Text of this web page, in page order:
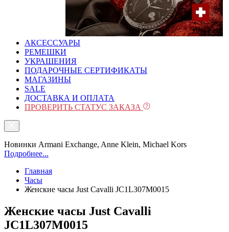
АКСЕССУАРЫ
РЕМЕШКИ
УКРАШЕНИЯ
ПОДАРОЧНЫЕ СЕРТИФИКАТЫ
МАГАЗИНЫ
SALE
ДОСТАВКА И ОПЛАТА
ПРОВЕРИТЬ СТАТУС ЗАКАЗА
Новинки Armani Exchange, Anne Klein, Michael Kors
Подробнее...
Главная
Часы
Женские часы Just Cavalli JC1L307M0015
Женские часы Just Cavalli
JC1L307M0015